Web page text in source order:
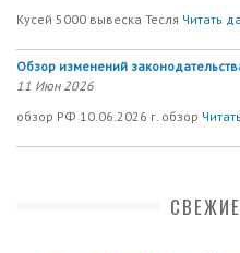
Кусей 5000 вывеска Тесля Читать
Обзор изменений
11 Июн 2026
обзор РФ 10.06.2026 г. обзор